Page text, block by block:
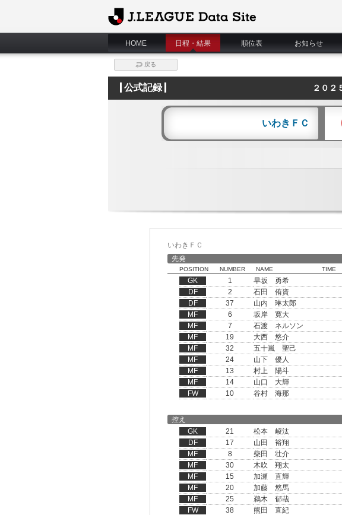
J.League Data Site
HOME 日程・結果 順位表 お知らせ
戻る
公式記録 ２０２
いわきＦＣ
いわきＦＣ
先発
POSITION NUMBER NAME TIME
GK 1
早坂 勇希
DF
2
石田 侑資
DF
37
山内 琳太郎
MF
6
坂岸 寛大
MF
7
石渡 ネルソン
MF
19
大西 悠介
MF
32
五十嵐 聖己
MF
24
山下 優人
MF
13
村上 陽斗
MF
14
山口 大輝
FW
10 谷村 海那
控え
GK
21
松本 崚汰
DF
17
山田 裕翔
MF
8
柴田 壮介
MF
30
木吹 翔太
MF
15
加瀬 直輝
MF
20
加藤 悠馬
MF
25
鵜木 郁哉
FW
38
熊田 直紀